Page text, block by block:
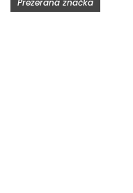
Prezeraná značka